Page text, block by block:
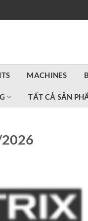
MACHINES
TẤT CẢ SẢN